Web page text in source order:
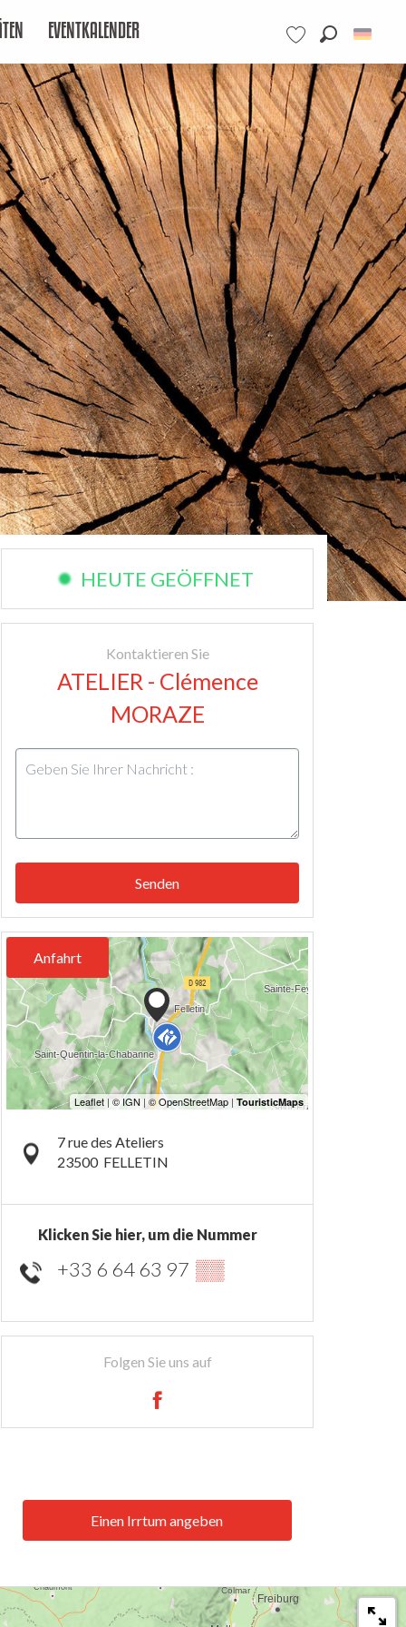
Voir les favoris
EVENTKALENDER
HEUTE GEÖFFNET
Kontaktieren Sie
ATELIER - Clémence
MORAZE
Senden
Anfahrt
7 rue des Ateliers
23500 FELLETIN
Klicken Sie hier, um die Nummer
+33 6 64 63 97 ▒▒
Folgen Sie uns auf
Einen Irrtum angeben